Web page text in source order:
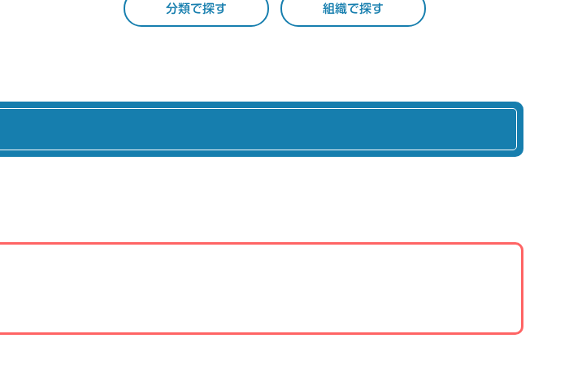
分類で探す 組織で探す